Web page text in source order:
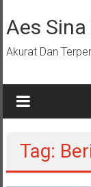
ke
konten
Aes
Akurat Dan
Tag: